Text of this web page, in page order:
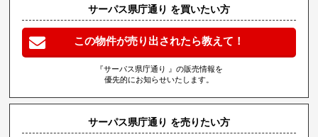
サーパス県庁通り を買いたい方
この物件が売り出されたら教えて！
『サーパス県庁通り 』の販売情報を
優先的にお知らせいたします。
サーパス県庁通り を売りたい方